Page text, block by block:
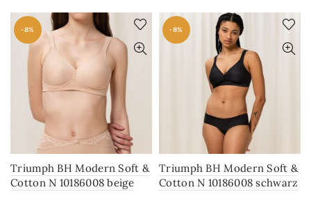
mehrere
Varianten
auf.
Die
Optionen
können
auf
der
Produktseite
gewählt
werden
€49,90€35,90.
weist
mehrere
der
gewählt
-8%
Triumph BH Modern Soft &
Cotton N 10186008 beige
-8%
Triumph BH Modern Soft &
Cotton N 10186008 schwarz